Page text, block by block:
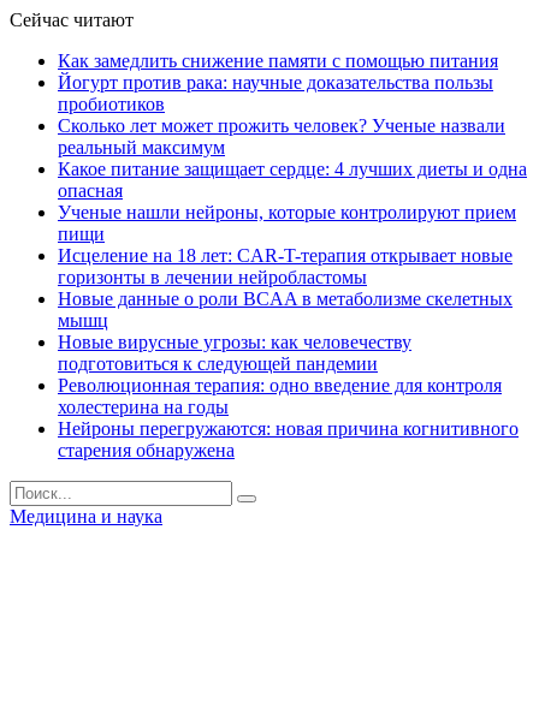
Сейчас читают
Как замедлить снижение памяти с помощью питания
Йогурт против рака: научные доказательства пользы
пробиотиков
Сколько лет может прожить человек? Ученые назвали
реальный максимум
Какое питание защищает сердце: 4 лучших диеты и одна
опасная
Ученые нашли нейроны, которые контролируют прием
пищи
Исцеление на 18 лет: CAR-T-терапия открывает новые
горизонты в лечении нейробластомы
Новые данные о роли BCAA в метаболизме скелетных
мышц
Новые вирусные угрозы: как человечеству
подготовиться к следующей пандемии
Революционная терапия: одно введение для контроля
холестерина на годы
Нейроны перегружаются: новая причина когнитивного
старения обнаружена
Медицина и наука